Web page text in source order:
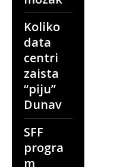
Koliko
data
centri
zaista
“piju”
Dunav
SFF
progra
m